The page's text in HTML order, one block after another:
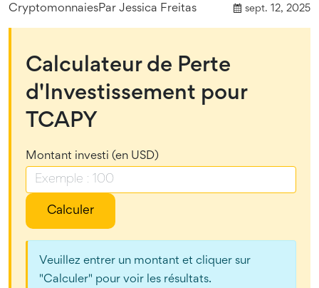
CryptomonnaiesPar Jessica Freitas sept. 12, 2025
Calculateur de Perte
d'Investissement pour
TCAPY
Montant investi (en USD)
Calculer
Veuillez entrer un montant et cliquer sur
"Calculer" pour voir les résultats.